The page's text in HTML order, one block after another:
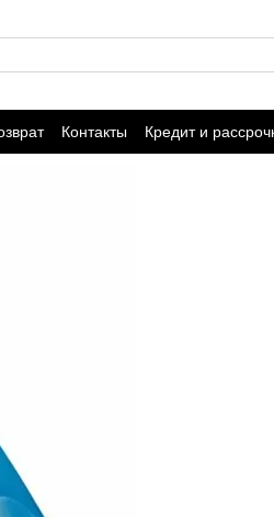
Контакты Кредит и